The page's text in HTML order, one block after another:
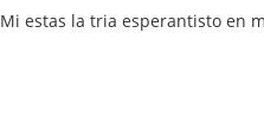
Mi estas la tria esperantisto en